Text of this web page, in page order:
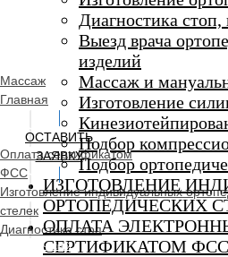
салон
Диагностика стоп,
Выезд врача
изделий
Массаж и
Изготовление
Подбор
Подбор
ИЗГОТОВЛЕНИЕ
ОРТОПЕДИЧЕСКИХ
ОПЛАТА
СЕРТИФИКАТОМ ФСС
Массаж
Главная
ОСТАВИТЬ
ЗАЯВКУ
Оплата сертификатом
ФСС
Изготовление индивидуальных
стелек
Диагностика стоп
Ортопедический